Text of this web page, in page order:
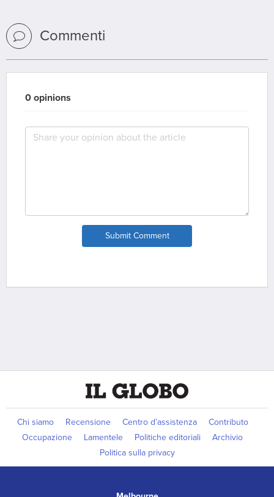
Commenti
0 opinions
Submit Comment
Chi siamo Recensione Centro d’assistenza
Contributo
Occupazione
Lamentele Politiche editoriali
Archivio
Politica sulla privacy